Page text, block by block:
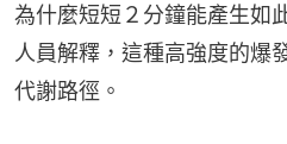
為什麼短短２分鐘能產生如
人員解釋，這種高強度的爆
代謝路徑。